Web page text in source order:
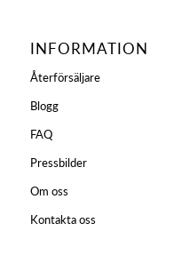
INFORMATION
Återförsäljare
Blogg
FAQ
Pressbilder
Om oss
Kontakta oss